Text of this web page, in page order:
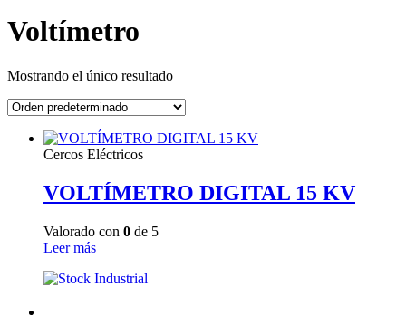
Voltímetro
Mostrando el único resultado
Cercos Eléctricos
VOLTÍMETRO DIGITAL 15 KV
Valorado con 0 de 5
Leer más